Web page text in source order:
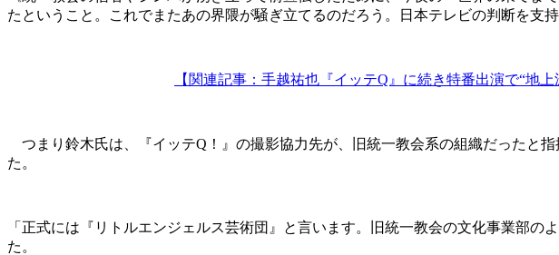
たということ。これでまたあの界隈が騒ぎ立てるのだろう。日本テレビの判断を支持
【関連記事：手越祐也『イッテQ』に続き特番出演で“地
つまり鈴木氏は、『イッテQ！』の撮影協力先が、旧統一教会系の組織だったと
た。
「正式には『リトルエンジェルス芸術団』と言います。旧統一教会の文化事業部
た。